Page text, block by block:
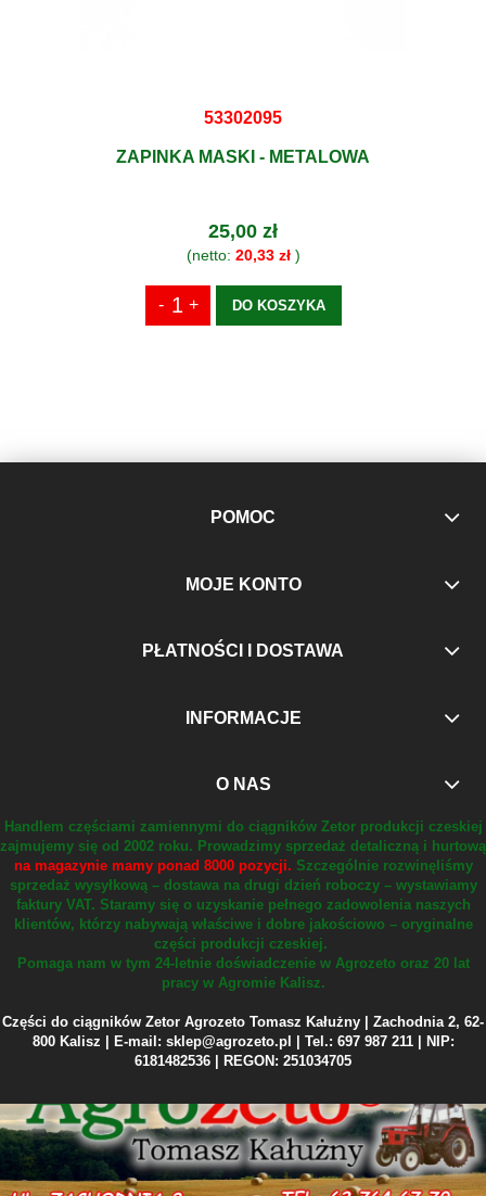
53302095
ZAPINKA MASKI - METALOWA
25,00 zł
(netto: 20,33 zł)
DO KOSZYKA
POMOC
MOJE KONTO
PŁATNOŚCI I DOSTAWA
INFORMACJE
O NAS
Handlem częściami zamiennymi do ciągników Zetor produkcji czeskiej
zajmujemy się od 2002 roku. Prowadzimy sprzedaż detaliczną i hurtową
na magazynie mamy ponad 8000 pozycji. Szczególnie rozwinęliśmy
sprzedaż wysyłkową – dostawa na drugi dzień roboczy – wystawiamy
faktury VAT. Staramy się o uzyskanie pełnego zadowolenia naszych
klientów, którzy nabywają właściwe i dobre jakościowo – oryginalne
części produkcji czeskiej.
Pomaga nam w tym 24-letnie doświadczenie w Agrozeto oraz 20 lat
pracy w Agromie Kalisz.
Części do ciągników Zetor Agrozeto Tomasz Kałużny | Zachodnia 2, 62-
800 Kalisz | E-mail: sklep@agrozeto.pl | Tel.: 697 987 211 | NIP:
6181482536 | REGON: 251034705